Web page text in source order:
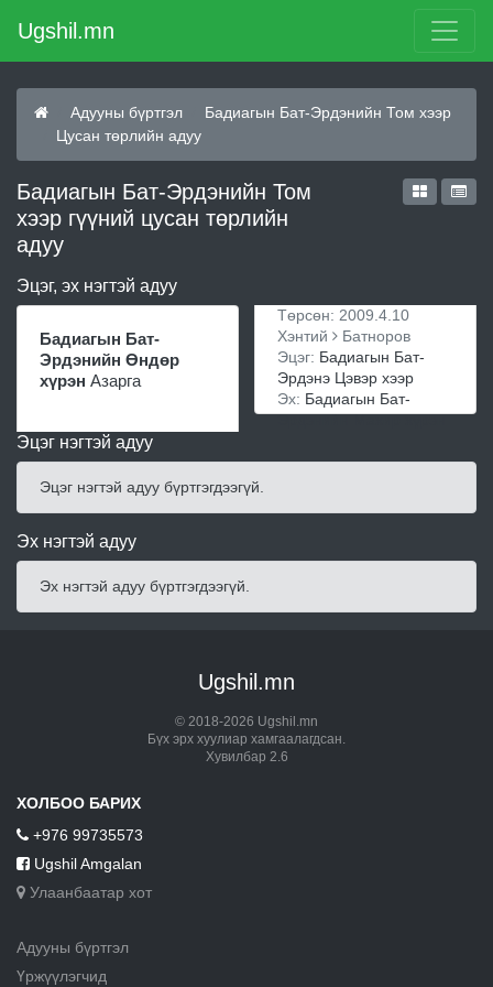
Ugshil.mn
Адууны бүртгэл
Бадиагын Бат-Эрдэнийн Том хээр
Цусан төрлийн адуу
Бадиагын Бат-Эрдэнийн Том
хээр гүүний цусан төрлийн
адуу
Эцэг, эх нэгтэй адуу
Бадиагын Бат-
Эрдэнийн Өндөр
хүрэн Азарга
Төрсөн: 2009.4.10
Хэнтий
Батноров
Эцэг: Бадиагын Бат-
Эрдэнэ Цэвэр хээр
Эх: Бадиагын Бат-
Эрдэнийн Махир хүрэн
Эцэг нэгтэй адуу
Эцэг нэгтэй адуу бүртгэгдээгүй.
Эх нэгтэй адуу
Эх нэгтэй адуу бүртгэгдээгүй.
Ugshil.mn
© 2018-2026 Ugshil.mn
Бүх эрх хуулиар хамгаалагдсан.
Хувилбар 2.6
ХОЛБОО БАРИХ
+976 99735573
Ugshil Amgalan
Улаанбаатар хот
Адууны бүртгэл
Үржүүлэгчид